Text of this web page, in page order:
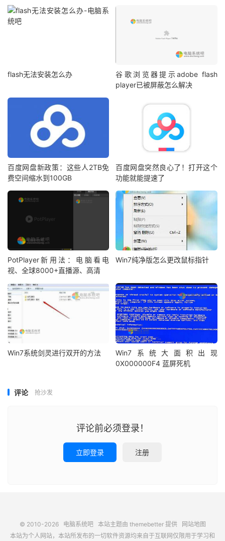
flash无法安装怎么办
谷歌浏览器提示adobe flash
player已被屏蔽怎么解决
百度网盘新政策：这些人2TB免
费空间缩水到100GB
百度网盘突然良心了！打开这个
功能就能提速了
PotPlayer新用法：电脑看电
视、全球8000+直播源、高清
Win7纯净版怎么更改鼠标指针
Win7系统剑灵进行双开的方法
Win7系统大面积出现
0X000000F4 蓝屏死机
评论 抢沙发
评论前必须登录！
立即登录 注册
© 2010-2026 电脑系统吧本站主题由 themebetter提供
网站地图
本站为个人网站，本站所发布的一切软件资源均来自于互联网仅限用于学习和